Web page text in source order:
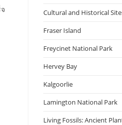
Cultural and Historical
Fraser Island
Freycinet National Park
Hervey Bay
Kalgoorlie
Lamington National Park
Living Fossils: Ancient